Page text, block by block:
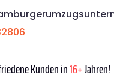
Kunden in16+Jahren!